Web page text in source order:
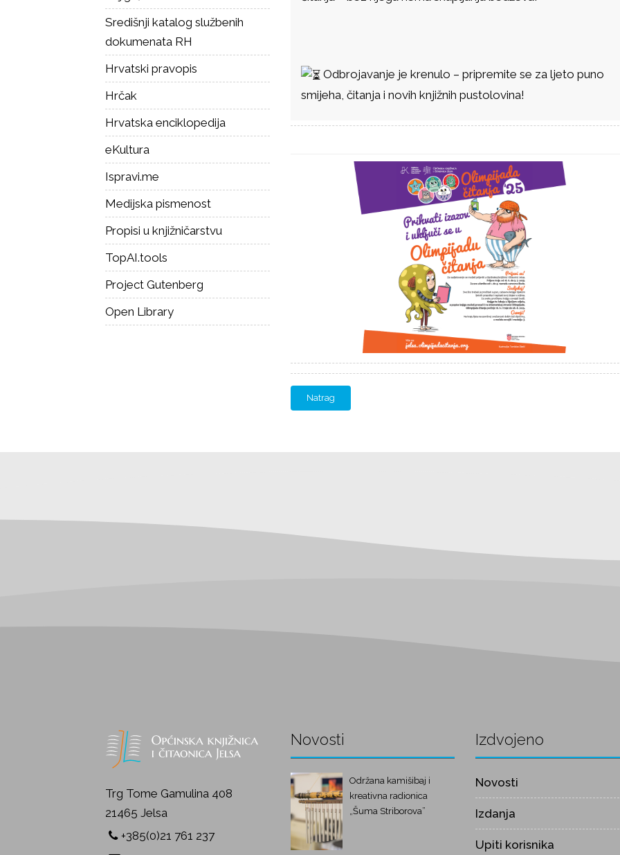
Središnji katalog službenih
dokumenata RH
Hrvatski pravopis
Hrčak
Hrvatska enciklopedija
eKultura
Ispravi.me
Medijska pismenost
Propisi u knjižničarstvu
TopAI.tools
Project Gutenberg
Open Library
Odbrojavanje je krenulo – pripremite se za ljeto puno
smijeha, čitanja i novih knjižnih pustolovina!
Natrag
Trg Tome Gamulina 408
21465 Jelsa
+385(0)21 761 237
Novosti
Održana kamišibaj i
kreativna radionica
„Šuma Striborova”
Izdvojeno
Novosti
Izdanja
Upiti korisnika